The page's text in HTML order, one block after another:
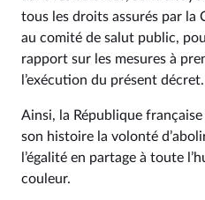
tous les droits assurés par la
au comité de salut public,
rapport sur les mesures à
l’exécution du présent décret.
Ainsi, la République
son histoire la volonté
l’égalité en partage à toute
couleur.